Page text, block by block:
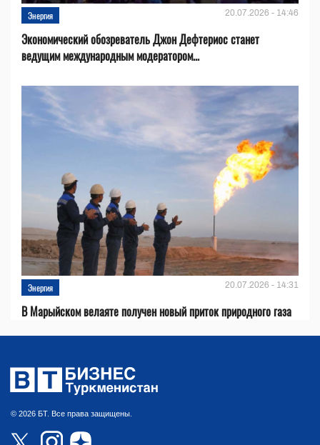
Энергия 20.07.2026 - 14:46
Экономический обозреватель Джон Дефтериос станет
ведущим международным модератором...
Энергия 20.07.2026 - 14:31
В Марыйском велаяте получен новый приток природного газа
© 2026 БТ. Все права защищены.